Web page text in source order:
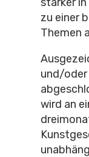
zu einer
Themen
und/
wird an